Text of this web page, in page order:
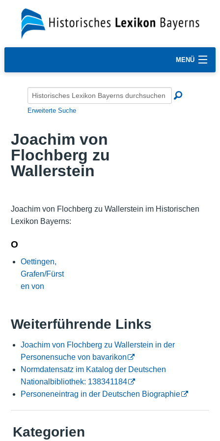
MENÜ
Erweiterte Suche
Joachim von
Flochberg zu
Wallerstein
Joachim von Flochberg zu Wallerstein im Historischen
Lexikon Bayerns:
O
Oettingen,
Grafen/Fürst
en von
Weiterführende Links
Joachim von Flochberg zu Wallerstein in der
Personensuche von bavarikon
Normdatensatz im Katalog der Deutschen
Nationalbibliothek: 138341184
Personeneintrag in der Deutschen Biographie
Kategorien